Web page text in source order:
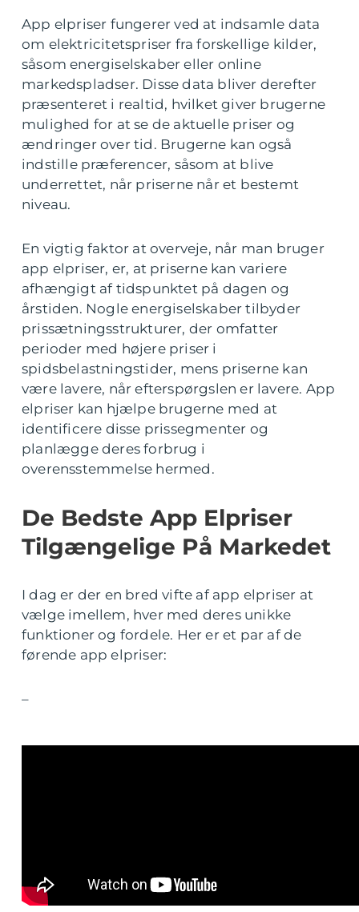
App elpriser fungerer ved at indsamle data
om elektricitetspriser fra forskellige kilder,
såsom energiselskaber eller online
markedspladser. Disse data bliver derefter
præsenteret i realtid, hvilket giver brugerne
mulighed for at se de aktuelle priser og
ændringer over tid. Brugerne kan også
indstille præferencer, såsom at blive
underrettet, når priserne når et bestemt
niveau.
En vigtig faktor at overveje, når man bruger
app elpriser, er, at priserne kan variere
afhængigt af tidspunktet på dagen og
årstiden. Nogle energiselskaber tilbyder
prissætningsstrukturer, der omfatter
perioder med højere priser i
spidsbelastningstider, mens priserne kan
være lavere, når efterspørgslen er lavere. App
elpriser kan hjælpe brugerne med at
identificere disse prissegmenter og
planlægge deres forbrug i
overensstemmelse hermed.
De Bedste App Elpriser
Tilgængelige På Markedet
I dag er der en bred vifte af app elpriser at
vælge imellem, hver med deres unikke
funktioner og fordele. Her er et par af de
førende app elpriser:
–